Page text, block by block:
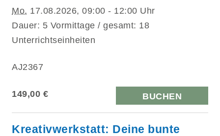
Mo. 17.08.2026, 09:00 - 12:00 Uhr
Dauer: 5 Vormittage / gesamt: 18
Unterrichtseinheiten
AJ2367
149,00 € BUCHEN
Kreativwerkstatt: Deine bunte